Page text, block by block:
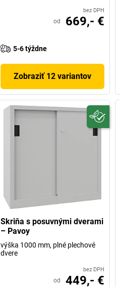
bez DPH
od 669,- €
5-6 týždne
Zobraziť 12 variantov
Skriňa s posuvnými dverami
– Pavoy
výška 1000 mm, plné plechové
dvere
bez DPH
od 449,- €